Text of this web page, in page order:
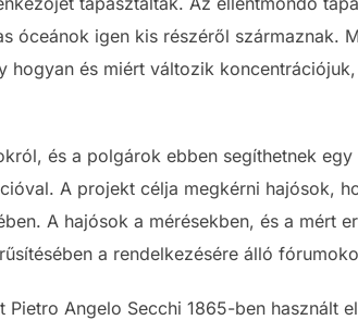
óceánok igen kis részéről származnak.
hogyan és miért változik
és a polgárok ebben segíthetnek
A projekt célja megkérni hajósok,
A hajósok a mérésekben, és a mért
a rendelkezésére álló
Angelo Secchi 1865-ben használt